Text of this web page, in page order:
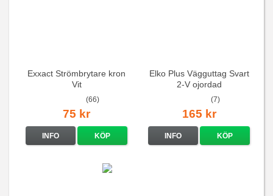
Exxact Strömbrytare kron
Vit
(66)
75 kr
INFO KÖP
Elko Plus Vägguttag Svart
2-V ojordad
(7)
165 kr
INFO KÖP